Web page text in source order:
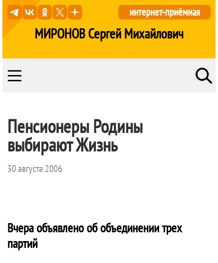
МИРОНОВ Сергей Михайлович
интернет-приёмная
Пенсионеры Родины
выбирают Жизнь
30 августа 2006
Вчера объявлено об объединении трех
партий